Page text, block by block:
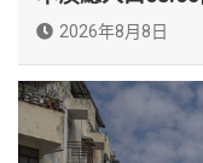
2026年8月8日